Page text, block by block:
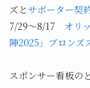
ズとサポーター契
7/29〜8/17 オリ
陣2025」ブロンズ
スポンサー看板の